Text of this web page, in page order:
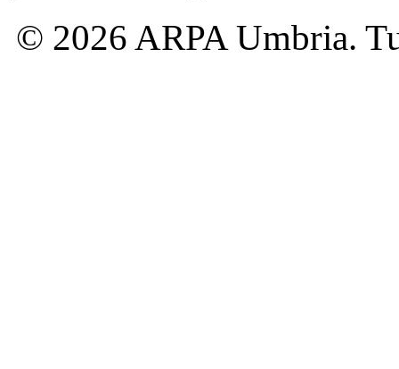
© 2026 ARPA Umbria.